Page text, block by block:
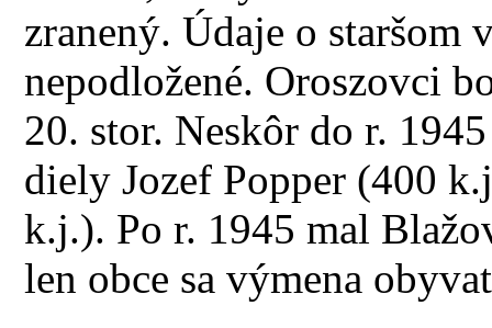
zranený. Údaje o staršom
nepodložené. Oroszovci
20. stor. Neskôr do r.
diely Jozef Popper (400
k.j.). Po r. 1945 mal
len obce sa výmena